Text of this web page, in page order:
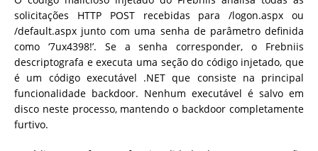
solicitações HTTP POST recebidas para /logon.aspx ou
/default.aspx junto com uma senha de parâmetro definida
como ‘7ux4398!’. Se a senha corresponder, o Frebniis
descriptografa e executa uma seção do código injetado, que
é um código executável .NET que consiste na principal
funcionalidade backdoor. Nenhum executável é salvo em
disco neste processo, mantendo o backdoor completamente
furtivo.